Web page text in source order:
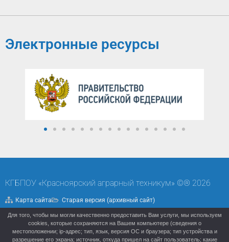
Электронные ресурсы
КГБПОУ «Красноярский аграрный техникум» ©® 2026
Карта сайта Старая версия (архивный сайт)
Политика конфиденциальности
Для того, чтобы мы могли качественно предоставить Вам услуги, мы используем
cookies, которые сохраняются на Вашем компьютере (сведения о
местоположении; ip-адрес; тип, язык, версия ОС и браузера; тип устройства и
разрешение его экрана; источник, откуда пришел на сайт пользователь; какие